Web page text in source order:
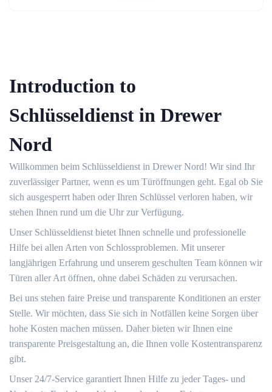
Introduction to
Schlüsseldienst in Drewer
Nord
Willkommen beim Schlüsseldienst in Drewer Nord!​ Wir sind Ihr
zuverlässiger Partner, wenn es um Türöffnungen geht.​ Egal ob Sie
sich ausgesperrt haben oder Ihren Schlüssel verloren haben, wir
stehen Ihnen rund um die Uhr zur Verfügung.​
Unser Schlüsseldienst bietet Ihnen schnelle und professionelle
Hilfe bei allen Arten von Schlossproblemen.​ Mit unserer
langjährigen Erfahrung und unserem geschulten Team können wir
Türen aller Art öffnen, ohne dabei Schäden zu verursachen.​
Bei uns stehen faire Preise und transparente Konditionen an erster
Stelle.​ Wir möchten, dass Sie sich in Notfällen keine Sorgen über
hohe Kosten machen müssen.​ Daher bieten wir Ihnen eine
transparente Preisgestaltung an, die Ihnen volle Kostentransparenz
gibt.​
Unser 24/7-Service garantiert Ihnen Hilfe zu jeder Tages- und